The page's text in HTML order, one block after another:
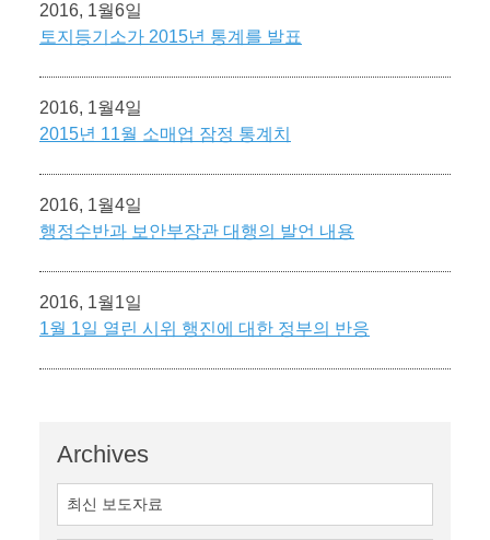
Archives
최신 보도자료
2016, 1월6일
토지등기소가 2015년 통계를 발표
2016, 1월4일
2015년 11월 소매업 잠정 통계치
2016, 1월4일
행정수반과 보안부장관 대행의 발언 내용
2016, 1월1일
1월 1일 열린 시위 행진에 대한 정부의 반응